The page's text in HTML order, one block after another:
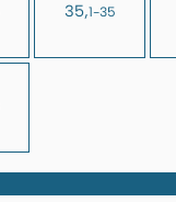
35,1-35